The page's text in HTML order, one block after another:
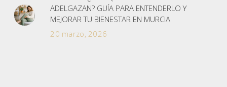
ADELGAZAN? GUÍA PARA ENTENDERLO Y
MEJORAR TU BIENESTAR EN MURCIA
20 marzo, 2026